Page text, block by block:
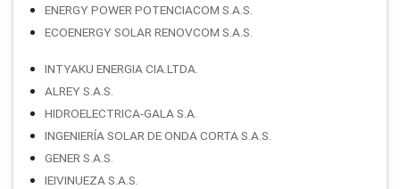
ENERGY POWER POTENCIACOM S.A.S.
ECOENERGY SOLAR RENOVCOM S.A.S.
INTYAKU ENERGIA CIA.LTDA.
ALREY S.A.S.
HIDROELECTRICA-GALA S.A.
INGENIERÍA SOLAR DE ONDA CORTA S.A.S.
GENER S.A.S.
IEIVINUEZA S.A.S.